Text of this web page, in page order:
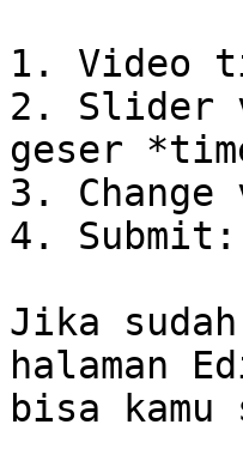
1. Video
2. Slider
geser
3.
4.
Jika
halaman
bisa kamu